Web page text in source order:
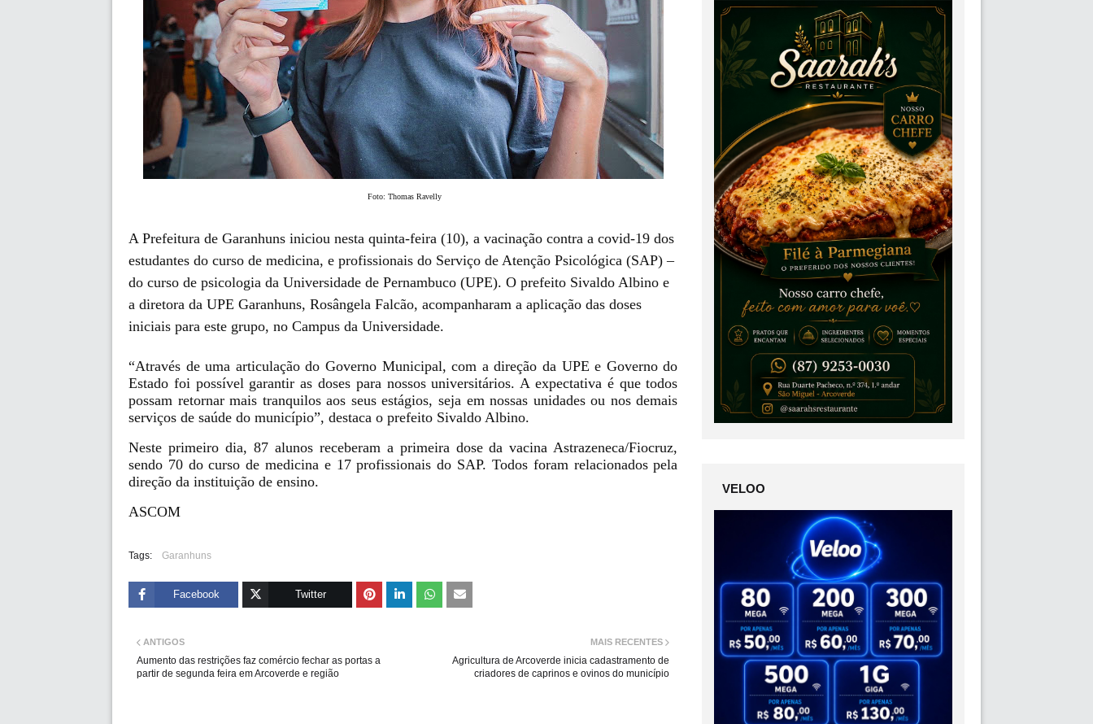
Foto: Thomas Ravelly
A Prefeitura de Garanhuns iniciou nesta quinta-feira (10), a vacinação contra a covid-19 dos
estudantes do curso de medicina, e profissionais do Serviço de Atenção Psicológica (SAP) –
do curso de psicologia da Universidade de Pernambuco (UPE). O prefeito Sivaldo Albino e
a diretora da UPE Garanhuns, Rosângela Falcão, acompanharam a aplicação das doses
iniciais para este grupo, no Campus da Universidade.
“Através de uma articulação do Governo Municipal, com a direção da UPE e Governo do
Estado foi possível garantir as doses para nossos universitários. A expectativa é que todos
possam retornar mais tranquilos aos seus estágios, seja em nossas unidades ou nos demais
serviços de saúde do município”, destaca o prefeito Sivaldo Albino.
Neste primeiro dia, 87 alunos receberam a primeira dose da vacina Astrazeneca/Fiocruz,
sendo 70 do curso de medicina e 17 profissionais do SAP. Todos foram relacionados pela
direção da instituição de ensino.
ASCOM
Tags: Garanhuns
Facebook Twitter
MAIS RECENTES
Agricultura de Arcoverde inicia cadastramento de
criadores de caprinos e ovinos do município
ANTIGOS
Aumento das restrições faz comércio fechar as portas a
partir de segunda feira em Arcoverde e região
VELOO